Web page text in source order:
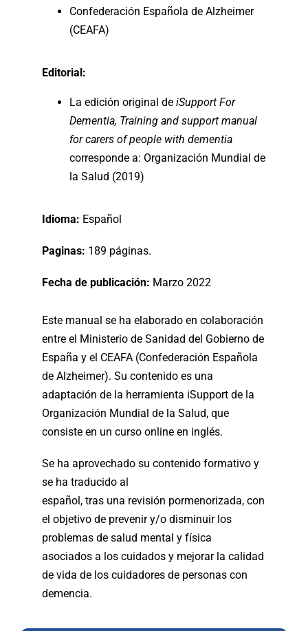
Confederación Española de Alzheimer
(CEAFA)
Editorial:
La edición original deiSupport For
Dementia, Training and support manual
for carers of people with dementia
corresponde a: Organización Mundial de
la Salud (2019)
Idioma: Español
Paginas: 189 páginas.
Fecha de publicación: Marzo 2022
Este manual se ha elaborado en colaboración
entre el Ministerio de Sanidad del Gobierno de
España y el CEAFA (Confederación Española
de Alzheimer). Su contenido es una
adaptación de la herramienta iSupport de la
Organización Mundial de la Salud, que
consiste en un curso online en inglés.
Se ha aprovechado su contenido formativo y
se ha traducido al
español, tras una revisión pormenorizada, con
el objetivo de prevenir y/o disminuir los
problemas de salud mental y física
asociados a los cuidados y mejorar la calidad
de vida de los cuidadores de personas con
demencia.